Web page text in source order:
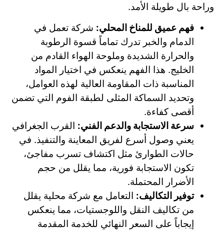
وراحة بال طويلة الأمد.
فهم عميق للمناخ المحلي: شركة تعمل في
الدمام والخبر تدرك تماماً قسوة الرطوبة
والحرارة الشديدة وملوحة الهواء القادم من
الخليج. هذا الفهم ينعكس في اختيار المواد
المناسبة ذات المقاومة العالية لهذه العوامل،
وتحديد السماكة المثلى لطبقة الفوم التي تضمن
أقصى كفاءة.
سرعة الاستجابة والدعم الفني: القرب الجغرافي
يعني وصول أسرع لفريق المعاينة والتنفيذ. في
حالات الطوارئ مثل اكتشاف تسرب مفاجئ،
تكون الاستجابة فورية، مما يقلل من حجم
الأضرار المحتملة.
توفير التكاليف: التعامل مع شركة محلية يقلل
من تكاليف النقل واللوجستيات، مما ينعكس
إيجاباً على السعر النهائي للخدمة المقدمة